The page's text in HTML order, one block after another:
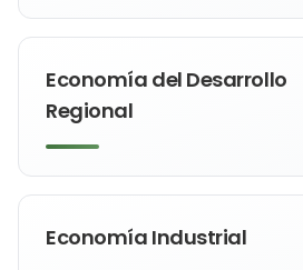
Economía del Desarrollo
Regional
Economía Industrial